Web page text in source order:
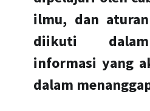
ilmu, dan
diikuti
informasi yang
dalam